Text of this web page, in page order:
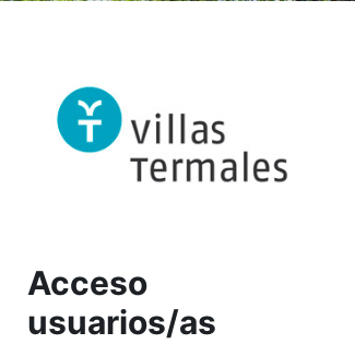
Acceso
usuarios/as